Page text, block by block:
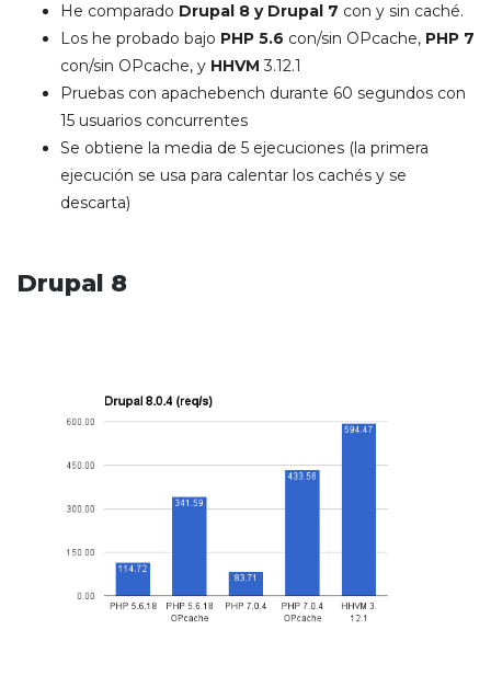
He comparado Drupal 8 y Drupal 7 con y sin caché.
Los he probado bajo PHP 5.6 con/sin OPcache, PHP 7
con/sin OPcache, y HHVM 3.12.1
Pruebas con apachebench durante 60 segundos con
15 usuarios concurrentes
Se obtiene la media de 5 ejecuciones (la primera
ejecución se usa para calentar los cachés y se
descarta)
Drupal 8